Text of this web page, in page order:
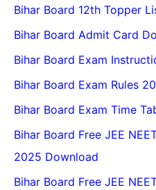
Bihar Board 12th Topper
Bihar Board Admit Card
Bihar Board Exam
Bihar Board Exam Rules
Bihar Board Exam Time
Bihar Board Free JEE
2025 Download
Bihar Board Free JEE